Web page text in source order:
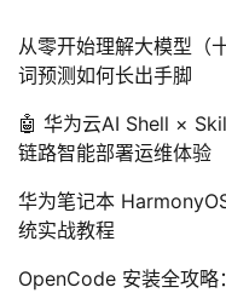
从零开始理解大模型
词预测如何长出手脚
🤖 华为云AI Shell ×
链路智能部署运维体验
华为笔记本
统实战教程
OpenCode 安装全攻